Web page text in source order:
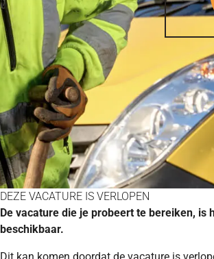
DEZE VACATURE IS VERLOPEN
De vacature die je probeert te bereiken, is
beschikbaar.